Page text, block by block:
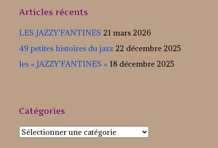
Articles récents
LES JAZZY’FANTINES 21 mars 2026
49 petites histoires du jazz 22 décembre 2025
les « JAZZY’FANTINES » 18 décembre 2025
Catégories
Catégories